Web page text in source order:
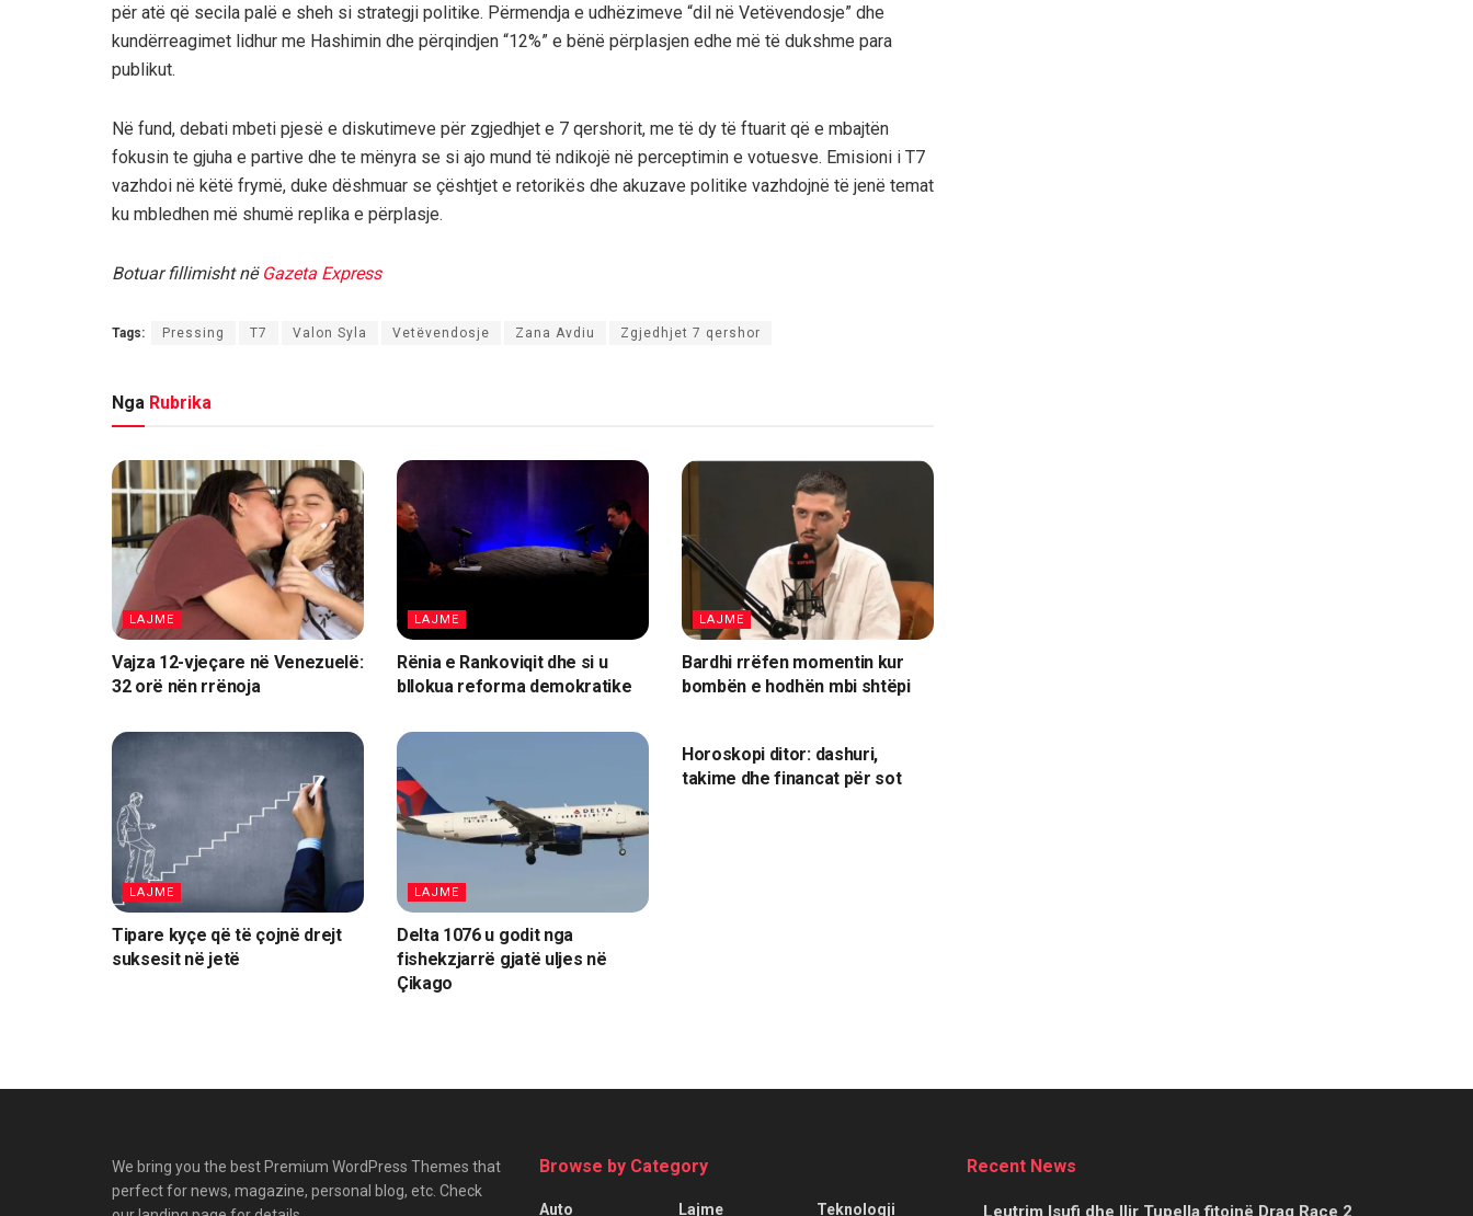
për atë që secila palë e sheh si strategji politike. Përmendja e udhëzimeve “dil në Vetëvendosje” dhe
kundërreagimet lidhur me Hashimin dhe përqindjen “12%” e bënë përplasjen edhe më të dukshme para
publikut.
Në fund, debati mbeti pjesë e diskutimeve për zgjedhjet e 7 qershorit, me të dy të ftuarit që e mbajtën
fokusin te gjuha e partive dhe te mënyra se si ajo mund të ndikojë në perceptimin e votuesve. Emisioni i T7
vazhdoi në këtë frymë, duke dëshmuar se çështjet e retorikës dhe akuzave politike vazhdojnë të jenë temat
ku mbledhen më shumë replika e përplasje.
Botuar fillimisht në Gazeta Express
Tags: Pressing T7 Valon Syla Vetëvendosje Zana Avdiu Zgjedhjet 7 qershor
Nga Rubrika
LAJME
Vajza 12-vjeçare në Venezuelë:
32 orë nën rrënoja
LAJME
Rënia e Rankoviqit dhe si u
bllokua reforma demokratike
LAJME
Bardhi rrëfen momentin kur
bombën e hodhën mbi shtëpi
LAJME
Tipare kyçe që të çojnë drejt
suksesit në jetë
LAJME
Delta 1076 u godit nga
fishekzjarrë gjatë uljes në
Çikago
Horoskopi ditor: dashuri,
takime dhe financat për sot
We bring you the best Premium WordPress Themes that
perfect for news, magazine, personal blog, etc. Check
Browse by Category
Auto Lajme Teknologji
Recent News
Leutrim Isufi dhe Ilir Tupella fitojnë Drag Race 2